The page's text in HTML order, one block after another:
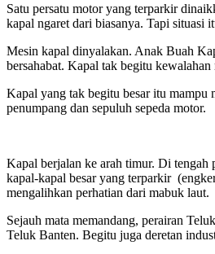
Satu persatu motor yang terparkir
kapal ngaret dari biasanya. Tapi situasi
Mesin kapal dinyalakan. Anak Buah
bersahabat. Kapal tak begitu
Kapal yang tak begitu besar itu mampu
penumpang dan sepuluh sepeda motor.
Kapal berjalan ke arah timur. Di tengah
kapal-kapal besar yang terparkir
mengalihkan perhatian dari mabuk laut.
Sejauh mata memandang, perairan
Teluk Banten. Begitu juga deretan